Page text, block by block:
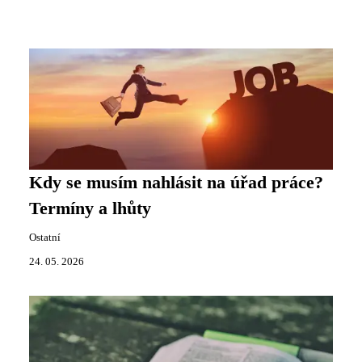
Kdy se musím nahlásit na úřad práce?
Termíny a lhůty
Ostatní
24. 05. 2026